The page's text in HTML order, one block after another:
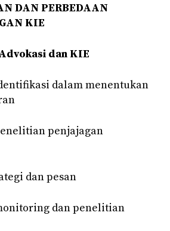
DAN PERBEDAAN
KIE
dan KIE
dalam menentukan
penjajagan
dan pesan
dan penelitian